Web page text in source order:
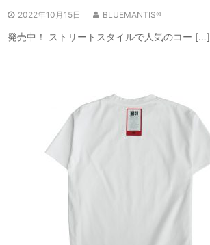
2022年10月15日 BLUEMANTIS®
発売中！ ストリートスタイルで人気のコー […]